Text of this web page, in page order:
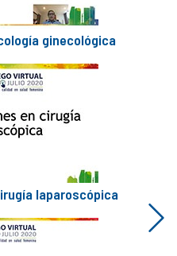
ginecológica
laparoscópica
Next